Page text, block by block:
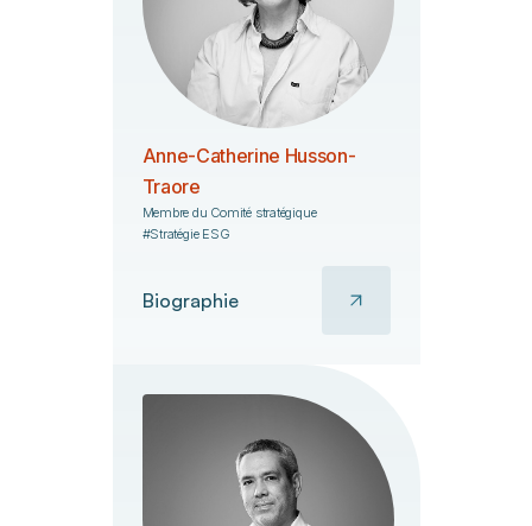
Anne-Catherine Husson-
Traore
Membre du Comité stratégique
#Stratégie ESG
Biographie